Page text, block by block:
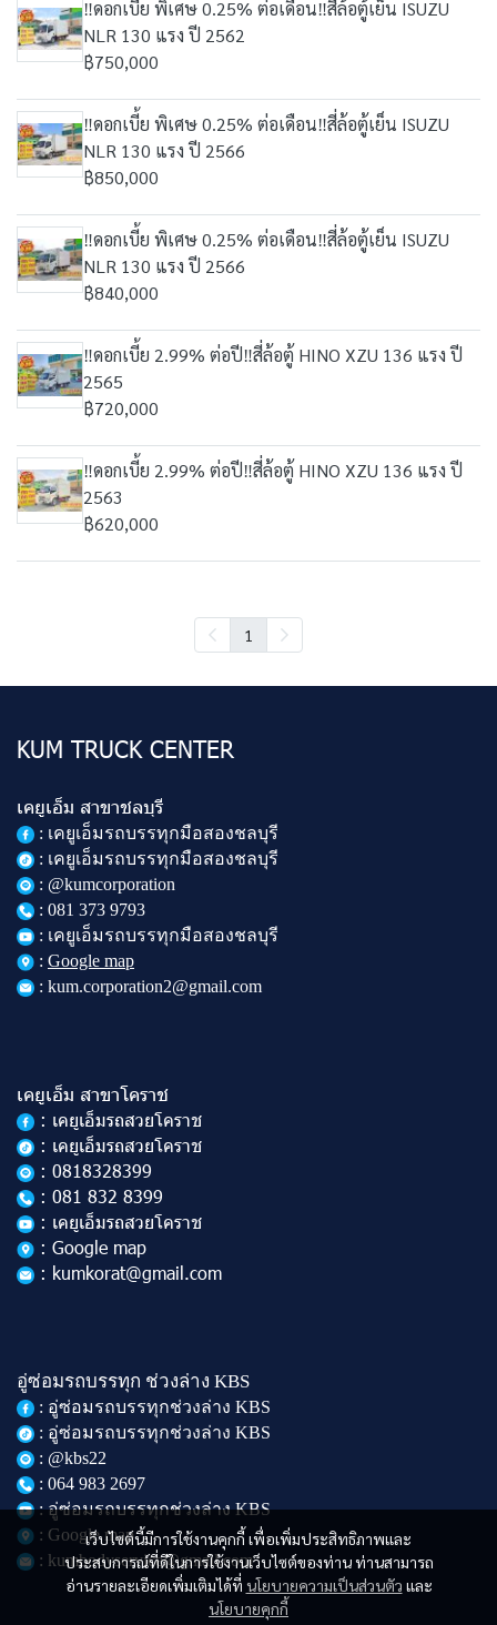
‼️ดอกเบี้ย พิเศษ 0.25% ต่อเดือน‼️สี่ล้อตู้เย็น ISUZU
NLR 130 แรง ปี 2562
฿750,000
‼️ดอกเบี้ย พิเศษ 0.25% ต่อเดือน‼️สี่ล้อตู้เย็น ISUZU
NLR 130 แรง ปี 2566
฿850,000
‼️ดอกเบี้ย พิเศษ 0.25% ต่อเดือน‼️สี่ล้อตู้เย็น ISUZU
NLR 130 แรง ปี 2566
฿840,000
‼️ดอกเบี้ย 2.99% ต่อปี‼️สี่ล้อตู้ HINO XZU 136 แรง ปี
2565
฿720,000
‼️ดอกเบี้ย 2.99% ต่อปี‼️สี่ล้อตู้ HINO XZU 136 แรง ปี
2563
฿620,000
1
เว็บไซต์นี้มีการใช้งานคุกกี้ เพื่อเพิ่มประสิทธิภาพและ
ประสบการณ์ที่ดีในการใช้งานเว็บไซต์ของท่าน ท่านสามารถ
อ่านรายละเอียดเพิ่มเติมได้ที่ นโยบายความเป็นส่วนตัว และ
นโยบายคุกกี้
KUM TRUCK CENTER
เคยูเอ็ม สาขาชลบุรี
: เคยูเอ็มรถบรรทุกมือสองชลบุรี
: เคยูเอ็มรถบรรทุกมือสองชลบุรี
: @kumcorporation
: 081 373 9793
: เคยูเอ็มรถบรรทุกมือสองชลบุรี
: Google map
: kum.corporation2@gmail.com
เคยูเอ็ม สาขาโคราช
: เคยูเอ็มรถสวยโคราช
: เคยูเอ็มรถสวยโคราช
: 0818328399
: 081 832 8399
: เคยูเอ็มรถสวยโคราช
: Google map
: kumkorat@gmail.com
อู่ซ่อมรถบรรทุก ช่วงล่าง KBS
: อู่ซ่อมรถบรรทุกช่วงล่าง KBS
: อู่ซ่อมรถบรรทุกช่วงล่าง KBS
: @kbs22
: 064 983 2697
: อู่ซ่อมรถบรรทุกช่วงล่าง KBS
: Google map
: kumbodyservice@gmail.com